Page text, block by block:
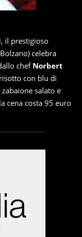
il prestigioso
celebra
chef Norbert
con blu di
salato e
cena costa 95 euro